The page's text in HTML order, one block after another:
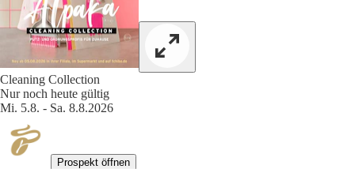
Cleaning Collection
Nur noch heute gültig
Mi. 5.8. - Sa. 8.8.2026
Prospekt öffnen